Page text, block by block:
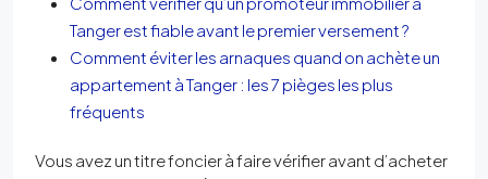
Tanger est fiable avant le premier versement ?
Comment éviter les arnaques quand on achète un
appartement à Tanger : les 7 pièges les plus
fréquents
Vous avez un titre foncier à faire vérifier avant d’acheter